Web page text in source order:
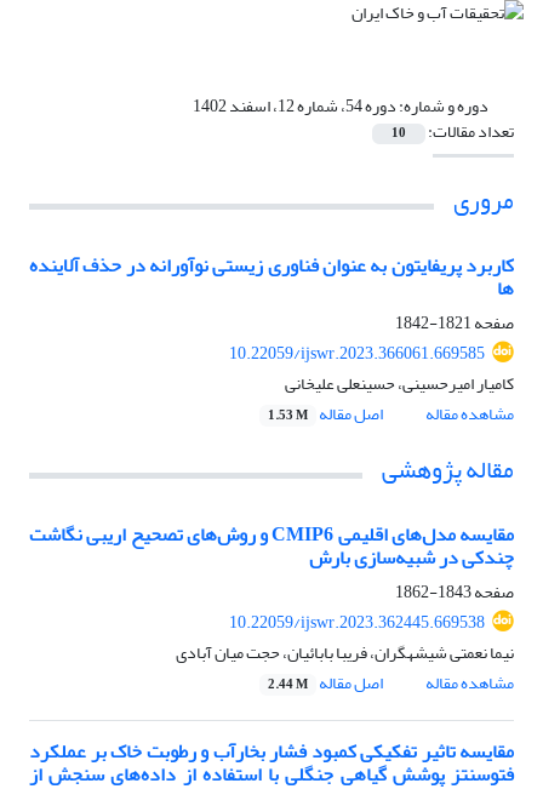
دوره و شماره:دوره 54، شماره 12، اسفند 1402
تعداد مقالات: 10
مروری
کاربرد پریفایتون به عنوان فناوری زیستی نوآورانه در حذف آلاینده
ها
صفحه1821-1842
10.22059/ijswr.2023.366061.669585
کامیار امیرحسینی، حسینعلی علیخانی
مشاهده مقاله
اصل مقاله 1.53 M
مقاله پژوهشی
مقایسه مدل‌های اقلیمی CMIP6 و روش‌های تصحیح اریبی نگاشت
چندکی در شبیه‌سازی بارش
صفحه1843-1862
10.22059/ijswr.2023.362445.669538
نیما نعمتی شیشهگران، فریبا بابائیان، حجت میان آبادی
مشاهده مقاله
اصل مقاله 2.44 M
مقایسه تاثیر تفکیکی کمبود فشار بخارآب و رطوبت خاک بر عملکرد
فتوسنتز پوشش گیاهی جنگلی با استفاده از داده‌های سنجش از